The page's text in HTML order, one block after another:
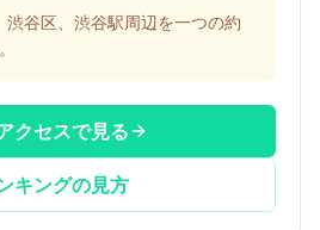
渋谷区、渋谷駅周辺を一つの約
クセスで見る
キングの見方